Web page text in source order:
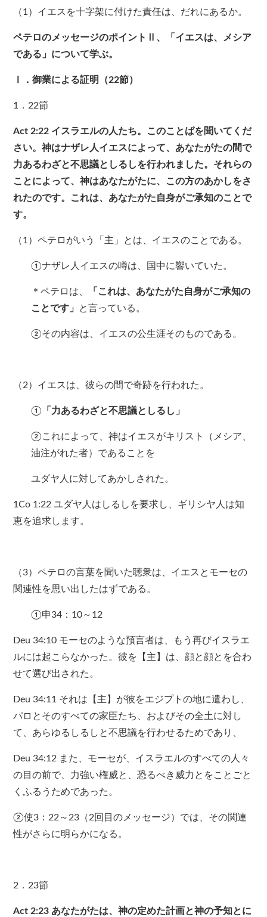
（1）イエスを十字架に付けた責任は、だれにあるか。
ペテロのメッセージのポイントⅡ、「イエスは、メシア
である」について学ぶ。
Ⅰ．御業による証明（22節）
1．22節
Act 2:22 イスラエルの人たち。このことばを聞いてくだ
さい。神はナザレ人イエスによって、あなたがたの間で
力あるわざと不思議としるしを行われました。それらの
ことによって、神はあなたがたに、この方のあかしをさ
れたのです。これは、あなたがた自身がご承知のことで
す。
（1）ペテロがいう「主」とは、イエスのことである。
①ナザレ人イエスの噂は、国中に響いていた。
＊ペテロは、
「これは、あなたがた自身がご承知の
ことです」 と言っている。
②その内容は、イエスの公生涯そのものである。
（2）イエスは、彼らの間で奇跡を行われた。
① 「力あるわざと不思議としるし」
②これによって、神はイエスがキリスト（メシア、
油注がれた者）であることを
ユダヤ人に対してあかしされた。
1Co 1:22 ユダヤ人はしるしを要求し、ギリシヤ人は知
恵を追求します。
（3）ペテロの言葉を聞いた聴衆は、イエスとモーセの
関連性を思い出したはずである。
①申34：10～12
Deu 34:10 モーセのような預言者は、もう再びイスラエ
ルには起こらなかった。彼を【主】は、顔と顔とを合わ
せて選び出された。
Deu 34:11 それは【主】が彼をエジプトの地に遣わし、
パロとそのすべての家臣たち、およびその全土に対し
て、あらゆるしるしと不思議を行わせるためであり、
Deu 34:12 また、モーセが、イスラエルのすべての人々
の目の前で、力強い権威と、恐るべき威力とをことごと
くふるうためであった。
②使3：22～23（2回目のメッセージ）では、その関連
性がさらに明らかになる。
2．23節
Act 2:23 あなたがたは、神の定めた計画と神の予知とに